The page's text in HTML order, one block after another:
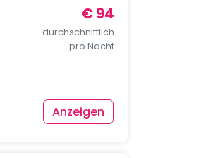
€ 94
durchschnittlich
pro Nacht
Anzeigen